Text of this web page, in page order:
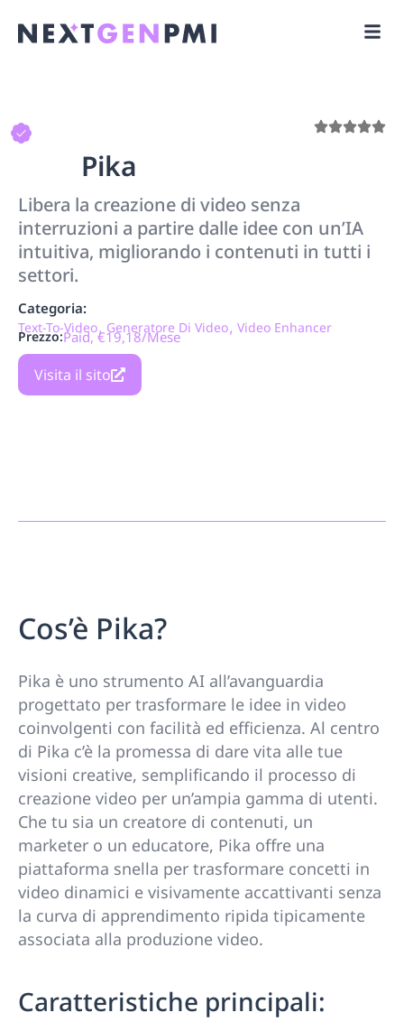
Pika
Libera la creazione di video senza
interruzioni a partire dalle idee con un’IA
intuitiva, migliorando i contenuti in tutti i
settori.
Categoria:
Text-To-Video, Generatore Di Video, Video Enhancer
Prezzo:Paid, €19,18/mese
Visita il sito
Cos’è Pika?
Pika è uno strumento AI all’avanguardia
progettato per trasformare le idee in video
coinvolgenti con facilità ed efficienza. Al centro
di Pika c’è la promessa di dare vita alle tue
visioni creative, semplificando il processo di
creazione video per un’ampia gamma di utenti.
Che tu sia un creatore di contenuti, un
marketer o un educatore, Pika offre una
piattaforma snella per trasformare concetti in
video dinamici e visivamente accattivanti senza
la curva di apprendimento ripida tipicamente
associata alla produzione video.
Caratteristiche principali: